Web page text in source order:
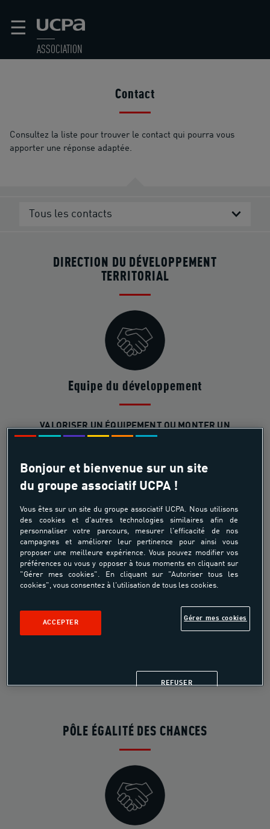
☰
ASSOCIATION
Contact
Consultez la liste pour trouver le contact qui pourra vous
apporter une réponse adaptée.
Tous les contacts
DIRECTION DU DÉVELOPPEMENT
TERRITORIAL
Equipe du développement
VALORISER UN ÉQUIPEMENT OU MONTER UN
PROJET SPORTIF
SERVICE PRESSE
e-mail
PÔLE ÉGALITÉ DES CHANCES
Bonjour et bienvenue sur un site
du groupe associatif UCPA !
Vous êtes sur un site du groupe associatif UCPA. Nous utilisons
des cookies et d'autres technologies similaires afin de
personnaliser votre parcours, mesurer l'efficacité de nos
campagnes et améliorer leur pertinence pour ainsi vous
proposer une meilleure expérience. Vous pouvez modifier vos
préférences ou vous y opposer à tous moments en cliquant sur
"Gérer mes cookies". En cliquant sur "Autoriser tous les
cookies", vous consentez à l'utilisation de tous les cookies.
Gérer mes cookies
REFUSER
ACCEPTER